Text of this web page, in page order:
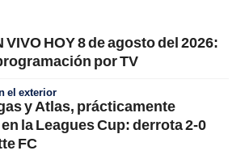
VIVO HOY 8 de agosto del 2026:
por TV
el exterior
y Atlas, prácticamente
la Leagues Cup: derrota 2-0
FC